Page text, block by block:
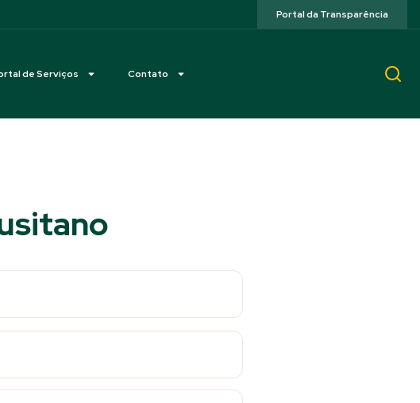
Portal da Transparência
de Serviços Contato